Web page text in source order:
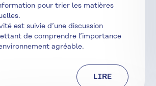
pour trier les matières
est suivie d’une discussion
de comprendre l’importance
agréable.
LIRE